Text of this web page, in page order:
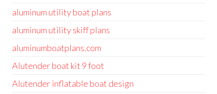
aluminum utility boat plans
aluminum utility skiff plans
aluminumboatplans.com
Alutender boat kit 9 foot
Alutender inflatable boat design